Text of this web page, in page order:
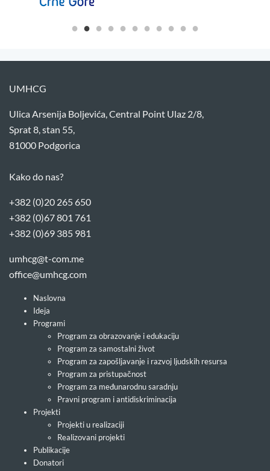
UMHCG
Ulica Arsenija Boljevića, Central Point Ulaz 2/8,
Sprat 8, stan 55,
81000 Podgorica
Kako do nas?
+382 (0)20 265 650
+382 (0)67 801 761
+382 (0)69 385 981
umhcg@t-com.me
office@umhcg.com
Naslovna
Ideja
Programi
Program za obrazovanje i edukaciju
Program za samostalni život
Program za zapošljavanje i razvoj ljudskih resursa
Program za pristupačnost
Program za međunarodnu saradnju
Pravni program i antidiskriminacija
Projekti
Projekti u realizaciji
Realizovani projekti
Publikacije
Donatori